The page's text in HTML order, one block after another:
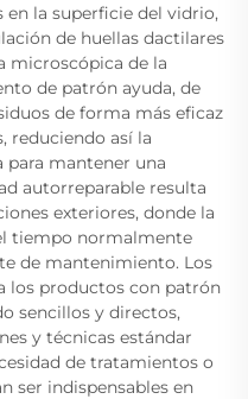
la superficie del vidrio,
de huellas dactilares
microscópica de la
de patrón ayuda, de
de forma más eficaz
reduciendo así la
para mantener una
autorreparable resulta
exteriores, donde la
tiempo normalmente
de mantenimiento. Los
los productos con patrón
sencillos y directos,
y técnicas estándar
de tratamientos o
ser indispensables en